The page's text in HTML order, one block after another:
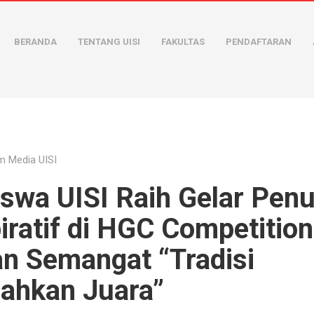
BERANDA TENTANG UISI FAKULTAS PENDAFTARAN
Media UISI
UISI Raih Gelar
di HGC
Semangat “Tradisi
Juara”